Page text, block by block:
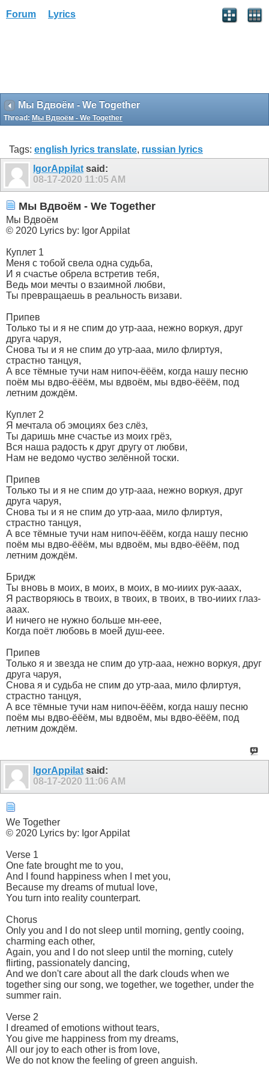
Forum Lyrics
Мы Вдвоём - We Together
Thread: Мы Вдвоём - We Together
Tags: english lyrics translate, russian lyrics
IgorAppilat said:
08-17-2020 11:05 AM
Мы Вдвоём - We Together
Мы Вдвоём
© 2020 Lyrics by: Igor Appilat
Куплет 1
Меня с тобой свела одна судьба,
И я счастье обрела встретив тебя,
Ведь мои мечты о взаимной любви,
Ты превращаешь в реальность визави.
Припев
Только ты и я не спим до утр-ааа, нежно воркуя, друг
друга чаруя,
Снова ты и я не спим до утр-ааа, мило флиртуя,
страстно танцуя,
А все тёмные тучи нам нипоч-ёёём, когда нашу песню
поём мы вдво-ёёём, мы вдвоём, мы вдво-ёёём, под
летним дождём.
Куплет 2
Я мечтала об эмоциях без слёз,
Ты даришь мне счастье из моих грёз,
Вся наша радость к друг другу от любви,
Нам не ведомо чуство зелённой тоски.
Припев
Только ты и я не спим до утр-ааа, нежно воркуя, друг
друга чаруя,
Снова ты и я не спим до утр-ааа, мило флиртуя,
страстно танцуя,
А все тёмные тучи нам нипоч-ёёём, когда нашу песню
поём мы вдво-ёёём, мы вдвоём, мы вдво-ёёём, под
летним дождём.
Бридж
Ты вновь в моих, в моих, в моих, в мо-ииих рук-ааах,
Я растворяюсь в твоих, в твоих, в твоих, в тво-ииих глаз-
ааах.
И ничего не нужно больше мн-еее,
Когда поёт любовь в моей душ-еее.
Припев
Только я и звезда не спим до утр-ааа, нежно воркуя, друг
друга чаруя,
Снова я и судьба не спим до утр-ааа, мило флиртуя,
страстно танцуя,
А все тёмные тучи нам нипоч-ёёём, когда нашу песню
поём мы вдво-ёёём, мы вдвоём, мы вдво-ёёём, под
летним дождём.
IgorAppilat said:
08-17-2020 11:06 AM
We Together
© 2020 Lyrics by: Igor Appilat
Verse 1
One fate brought me to you,
And I found happiness when I met you,
Because my dreams of mutual love,
You turn into reality counterpart.
Chorus
Only you and I do not sleep until morning, gently cooing,
charming each other,
Again, you and I do not sleep until the morning, cutely
flirting, passionately dancing,
And we don't care about all the dark clouds when we
together sing our song, we together, we together, under the
summer rain.
Verse 2
I dreamed of emotions without tears,
You give me happiness from my dreams,
All our joy to each other is from love,
We do not know the feeling of green anguish.